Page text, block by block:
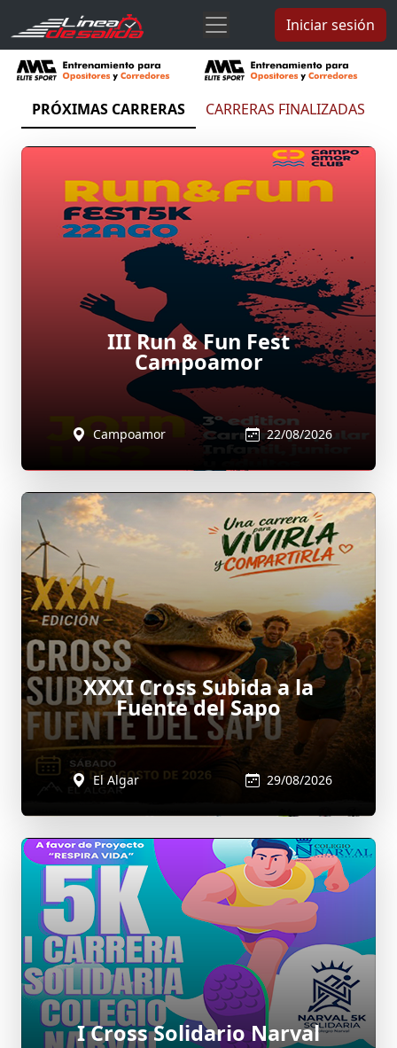
Iniciar sesión
PRÓXIMAS CARRERAS CARRERAS FINALIZADAS
III Run & Fun Fest
Campoamor
Campoamor 22/08/2026
XXXI Cross Subida a la
Fuente del Sapo
El Algar 29/08/2026
I Cross Solidario Narval